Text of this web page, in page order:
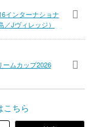
インターナショナ
Jヴィレッジ）
ムカップ2026
こちら